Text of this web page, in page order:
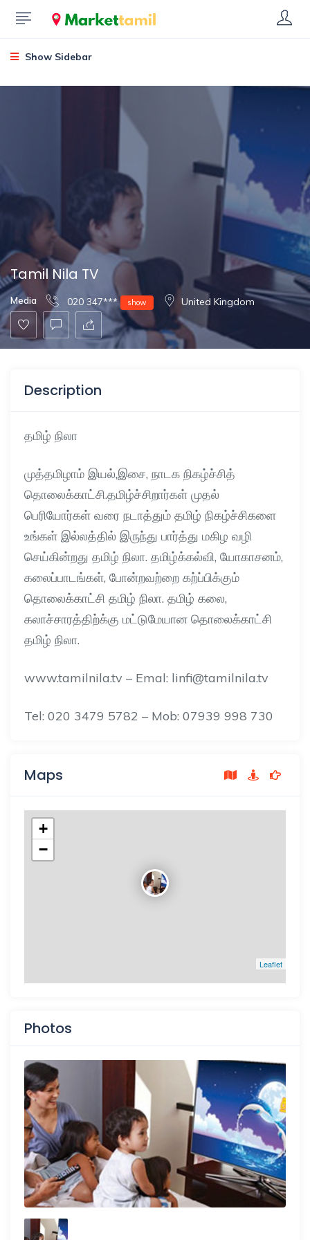
Show Sidebar
Tamil Nila TV
Media 020 347*** show United Kingdom
Description
தமிழ் நிலா
முத்தமிழாம் இயல்,இசை, நாடக நிகழ்ச்சித்
தொலைக்காட்சி.தமிழ்ச்சிறார்கள் முதல்
பெரியோர்கள் வரை நடாத்தும் தமிழ் நிகழ்ச்சிகளை
உங்கள் இல்லத்தில் இருந்து பார்த்து மகிழ வழி
செய்கின்றது தமிழ் நிலா. தமிழ்க்கல்வி, யோகாசனம்,
கலைப்பாடங்கள், போன்றவற்றை கற்ப்பிக்கும்
தொலைக்காட்சி தமிழ் நிலா. தமிழ் கலை,
கலாச்சாரத்திற்க்கு மட்டுமேயான தொலைக்காட்சி
தமிழ் நிலா.
www.tamilnila.tv – Emal: linfi@tamilnila.tv
Tel: 020 3479 5782 – Mob: 07939 998 730
Maps
+
−
Leaflet
Photos